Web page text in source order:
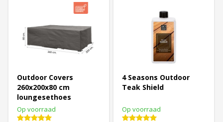
Outdoor Covers
260x200x80 cm
loungesethoes
Op voorraad
4 Seasons Outdoor
Teak Shield
Op voorraad